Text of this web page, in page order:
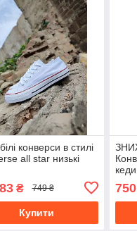
конверси в стилі
all star низькі
₴ 749 ₴
Купити